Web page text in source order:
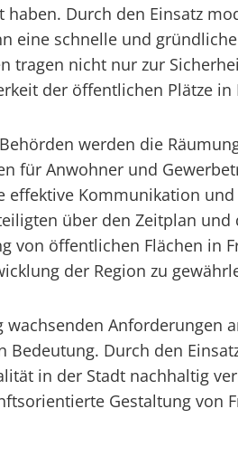
Durch den Einsatz
eine schnelle und
tragen nicht nur zur
der öffentlichen Plätze in
werden die
für Anwohner und
effektive Kommunikation
über den Zeitplan
von öffentlichen Flächen in
der Region zu
wachsenden
Bedeutung. Durch den
in der Stadt nachhaltig
Gestaltung von